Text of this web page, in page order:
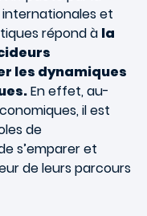
et
répond à la
les dynamiques
En effet, au-
il est
de
s’emparer et
de leurs parcours